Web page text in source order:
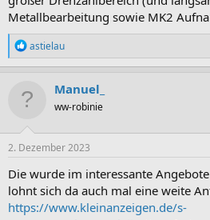
Metallbearbeitung sowie MK2
R
e
a
t
n
e
:
astielau
Manuel_
ww-robinie
2. Dezember 2023
Die wurde im interessante
lohnt sich da auch mal eine weite
https://www.kleinanzeigen.de/s-